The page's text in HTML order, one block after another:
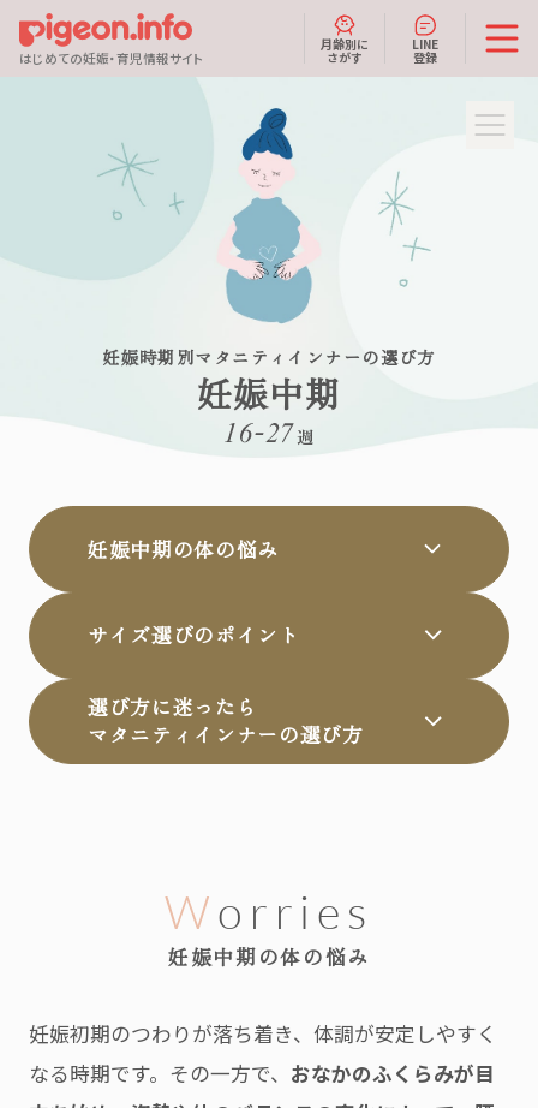
はじめての妊娠・育児情報サイト
月齢別に
さがす
LINE
登録
妊娠時期別マタニティインナーの選び方
妊娠中期
妊娠中期の体の悩み
サイズ選びのポイント
選び方に迷ったら
マタニティインナーの選び方
Worries
妊娠中期の体の悩み
妊娠初期のつわりが落ち着き、体調が安定しやすく
なる時期です。その一方で、 おなかのふくらみが目